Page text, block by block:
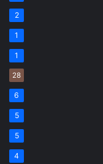
2
1
1
28
6
5
5
4